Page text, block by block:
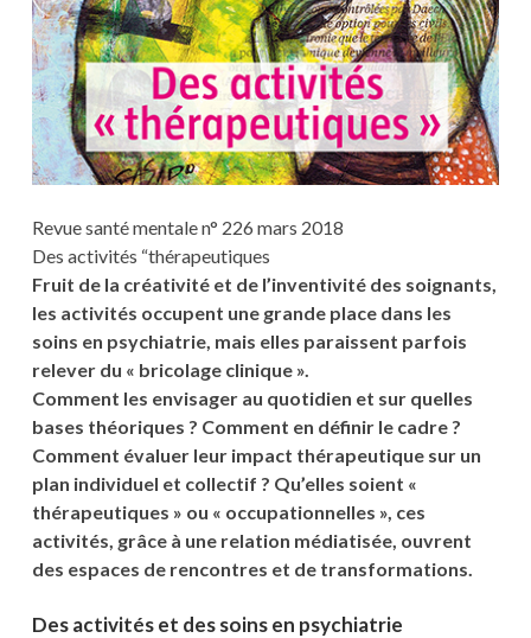
Revue santé mentale n° 226 mars 2018
Des activités “thérapeutiques
Fruit de la créativité et de l’inventivité des soignants,
les activités occupent une grande place dans les
soins en psychiatrie, mais elles paraissent parfois
relever du « bricolage clinique ».
Comment les envisager au quotidien et sur quelles
bases théoriques ? Comment en définir le cadre ?
Comment évaluer leur impact thérapeutique sur un
plan individuel et collectif ? Qu’elles soient «
thérapeutiques » ou « occupationnelles », ces
activités, grâce à une relation médiatisée, ouvrent
des espaces de rencontres et de transformations.
Des activités et des soins en psychiatrie